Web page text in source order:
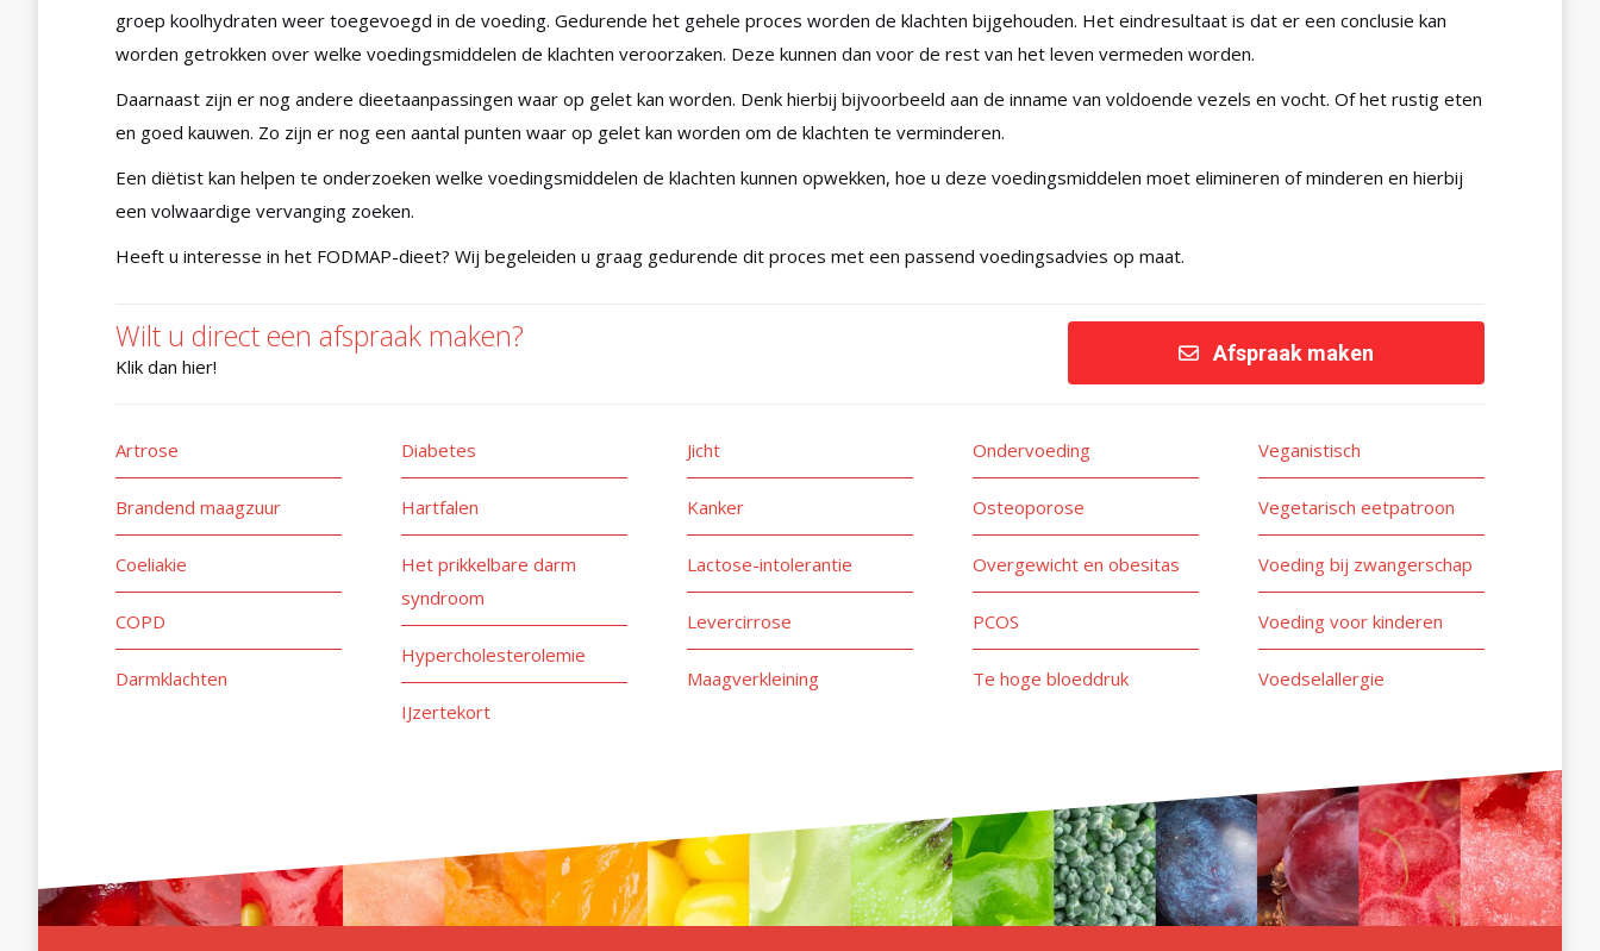
groep koolhydraten weer toegevoegd in de voeding. Gedurende het gehele proces worden de klachten bijgehouden. Het eindresultaat is dat er een conclusie kan
worden getrokken over welke voedingsmiddelen de klachten veroorzaken. Deze kunnen dan voor de rest van het leven vermeden worden.
Daarnaast zijn er nog andere dieetaanpassingen waar op gelet kan worden. Denk hierbij bijvoorbeeld aan de inname van voldoende vezels en vocht. Of het rustig eten
en goed kauwen. Zo zijn er nog een aantal punten waar op gelet kan worden om de klachten te verminderen.
Een diëtist kan helpen te onderzoeken welke voedingsmiddelen de klachten kunnen opwekken, hoe u deze voedingsmiddelen moet elimineren of minderen en hierbij
een volwaardige vervanging zoeken.
Heeft u interesse in het FODMAP-dieet? Wij begeleiden u graag gedurende dit proces met een passend voedingsadvies op maat.
Wilt u direct een afspraak maken?
Klik dan hier!
Afspraak maken
Artrose
Brandend maagzuur
Coeliakie
COPD
Darmklachten
Diabetes
Hartfalen
Het prikkelbare darm
syndroom
Hypercholesterolemie
IJzertekort
Jicht
Kanker
Lactose-intolerantie
Levercirrose
Maagverkleining
Ondervoeding
Osteoporose
Overgewicht en obesitas
PCOS
Te hoge bloeddruk
Veganistisch
Vegetarisch eetpatroon
Voeding bij zwangerschap
Voeding voor kinderen
Voedselallergie